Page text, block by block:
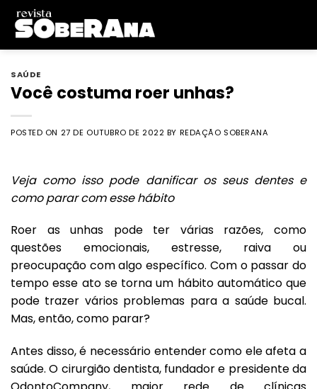
Skip
content
SAÚDE
Você costuma roer unhas?
POSTED ON 27 DE OUTUBRO DE 2022 BY REDAÇÃO SOBERANA
Veja como isso pode danificar os seus dentes e
como parar com esse hábito
Roer as unhas pode ter várias razões, como
questões emocionais, estresse, raiva ou
preocupação com algo específico. Com o passar do
tempo esse ato se torna um hábito automático que
pode trazer vários problemas para a saúde bucal.
Mas, então, como parar?
Antes disso, é necessário entender como ele afeta a
saúde. O cirurgião dentista, fundador e presidente da